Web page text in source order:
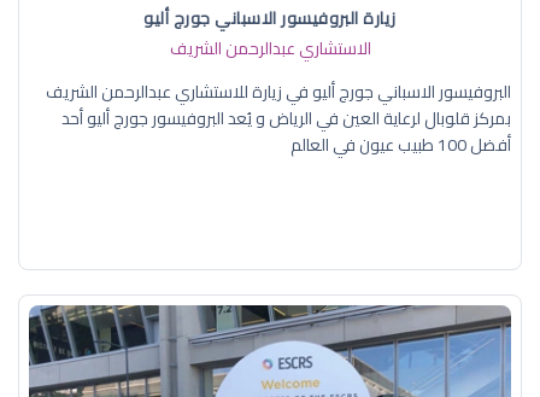
زيارة البروفيسور الاسباني جورج أليو
الاستشاري عبدالرحمن الشريف
البروفيسور الاسباني جورج أليو في زيارة للاستشاري عبدالرحمن الشريف
بمركز قلوبال لرعاية العين في الرياض و يُعد البروفيسور جورج أليو أحد
أفضل 100 طبيب عيون في العالم